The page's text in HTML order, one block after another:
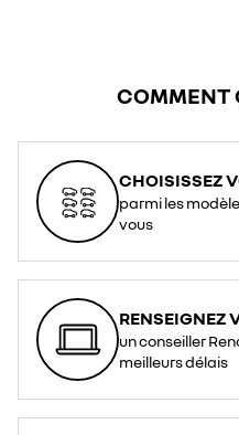
COMMENT
CHOISISSEZ
parmi les
vous
RENSEIGNEZ
un conseiller
meilleurs délais